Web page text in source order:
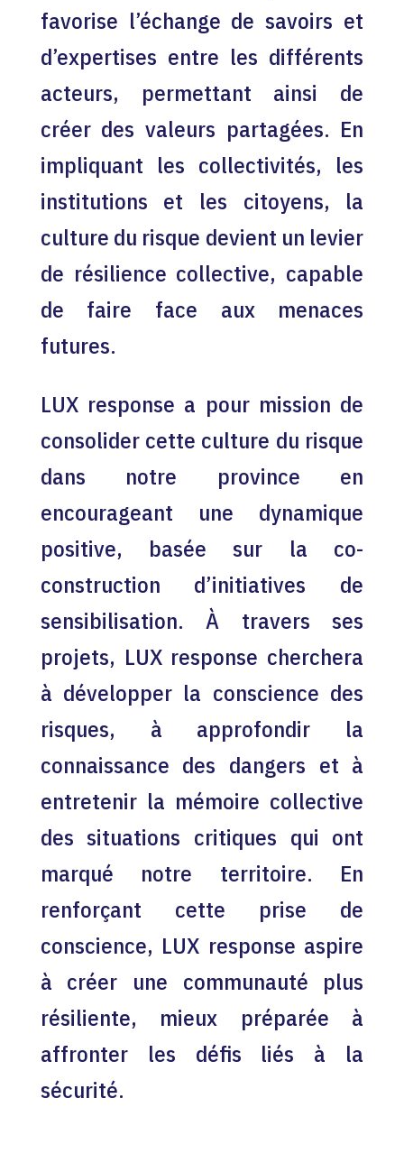
favorise l’échange de savoirs et
d’expertises entre les différents
acteurs, permettant ainsi de
créer des valeurs partagées. En
impliquant les collectivités, les
institutions et les citoyens, la
culture du risque devient un levier
de résilience collective, capable
de faire face aux menaces
futures.
LUX response a pour mission de
consolider cette culture du risque
dans notre province en
encourageant une dynamique
positive, basée sur la co-
construction d’initiatives de
sensibilisation. À travers ses
projets, LUX response cherchera
à développer la conscience des
risques, à approfondir la
connaissance des dangers et à
entretenir la mémoire collective
des situations critiques qui ont
marqué notre territoire. En
renforçant cette prise de
conscience, LUX response aspire
à créer une communauté plus
résiliente, mieux préparée à
affronter les défis liés à la
sécurité.